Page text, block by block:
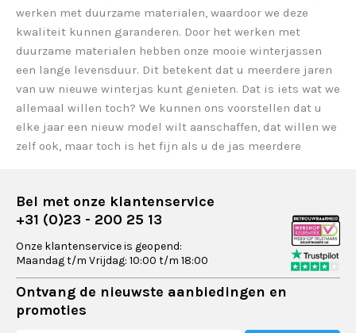
werken met duurzame materialen, waardoor we deze
kwaliteit kunnen garanderen. Door het werken met
duurzame materialen hebben onze mooie winterjassen
een lange levensduur. Dit betekent dat u meerdere jaren
van uw nieuwe winterjas kunt genieten. Dat is iets wat we
allemaal willen toch? We kunnen ons voorstellen dat u
elke jaar een nieuw model wilt aanschaffen, dat willen we
zelf ook, maar toch is het fijn als u de jas meerdere
goed.
Wanneer u ervoor kiest om elk jaar een nieuw model te
kopen dan heeft u dus meerdere designs om mee te
combineren, omdat onze modellen ook niet zo maar uit de
mode gaan. Dat betekent dat u oneindige looks kunt
blijven creëren. Niet alleen vrouwen worden daar heel blij
Bel met onze klantenservice
+31 (0)23 - 200 25 13
Onze klantenservice is geopend:
Maandag t/m Vrijdag: 10:00 t/m 18:00
Ontvang de nieuwste aanbiedingen en
promoties